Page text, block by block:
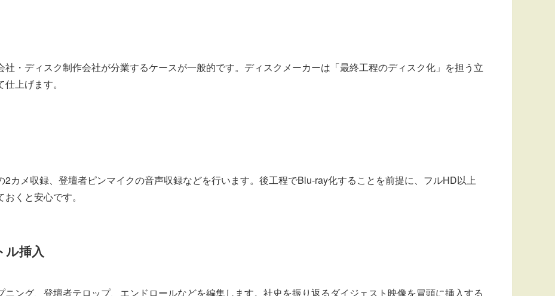
・ディスク制作会社が分業するケースが一般的です。ディスクメーカーは「最終工程のディスク化」を担う立
上げます。
カメ収録、登壇者ピンマイクの音声収録などを行います。後工程でBlu-ray化することを前提に、フルHD以上
くと安心です。
ル挿入
ング、登壇者テロップ、エンドロールなどを編集します。社史を振り返るダイジェスト映像を冒頭に挿入する